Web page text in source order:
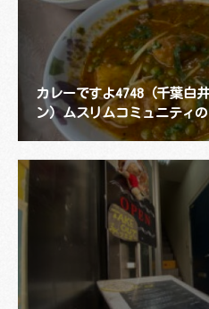
カレーですよ4748（千葉白
ン）ムスリムコミュニティの